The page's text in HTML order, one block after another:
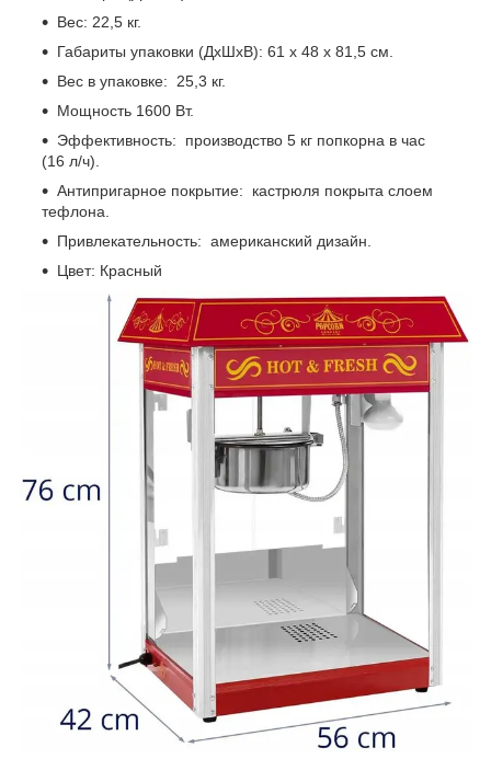
Вес: 22,5 кг.
Габариты упаковки (ДхШхВ): 61 х 48 х 81,5 см.
Вес в упаковке: 25,3 кг.
Мощность 1600 Вт.
Эффективность: производство 5 кг попкорна в час
(16 л/ч).
Антипригарное покрытие: кастрюля покрыта слоем
тефлона.
Привлекательность: американский дизайн.
Цвет: Красный